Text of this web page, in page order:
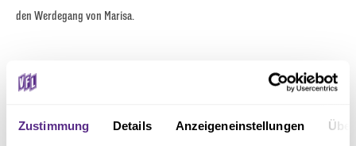
Zustimmung Details Anzeigeneinstellungen
den Werdegang von Marisa.